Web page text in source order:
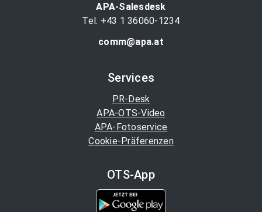
APA-Salesdesk
Tel. +43 1 36060-1234
comm@apa.at
Services
PR-Desk
APA-OTS-Video
APA-Fotoservice
Cookie-Präferenzen
OTS-App